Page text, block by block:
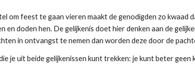
om feest te gaan vieren maakt de genodigden zo kwaad
en doden hen. De gelijkenis doet hier denken aan de
in ontvangst te nemen dan worden deze door de
je uit beide gelijkenissen kunt trekken: je kunt beter